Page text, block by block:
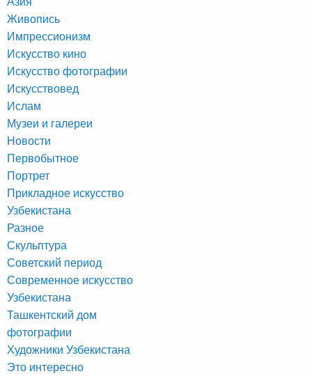
Живопись
Импрессионизм
Искусство кино
Искусство фотографии
Искусствовед
Ислам
Музеи и галереи
Новости
Первобытное
Портрет
Прикладное искусство
Узбекистана
Разное
Скульптура
Советский период
Современное искусство
Узбекистана
Ташкентский дом
фотографии
Художники Узбекистана
Это интересно